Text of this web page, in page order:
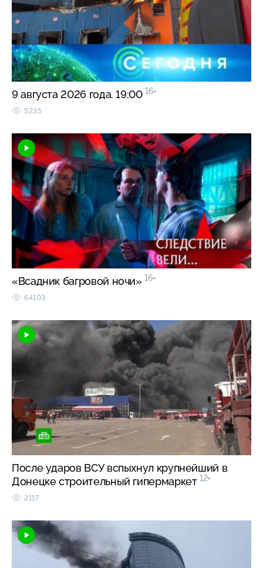
9 августа 2026 года. 19:00 16+
5235
«Всадник багровой ночи» 16+
64103
После ударов ВСУ вспыхнул крупнейший в
Донецке строительный гипермаркет 12+
2117